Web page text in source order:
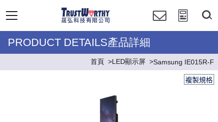
PRODUCT DETAILS產品詳細
首頁 LED顯示屏 Samsung IE015R-F
複製規格